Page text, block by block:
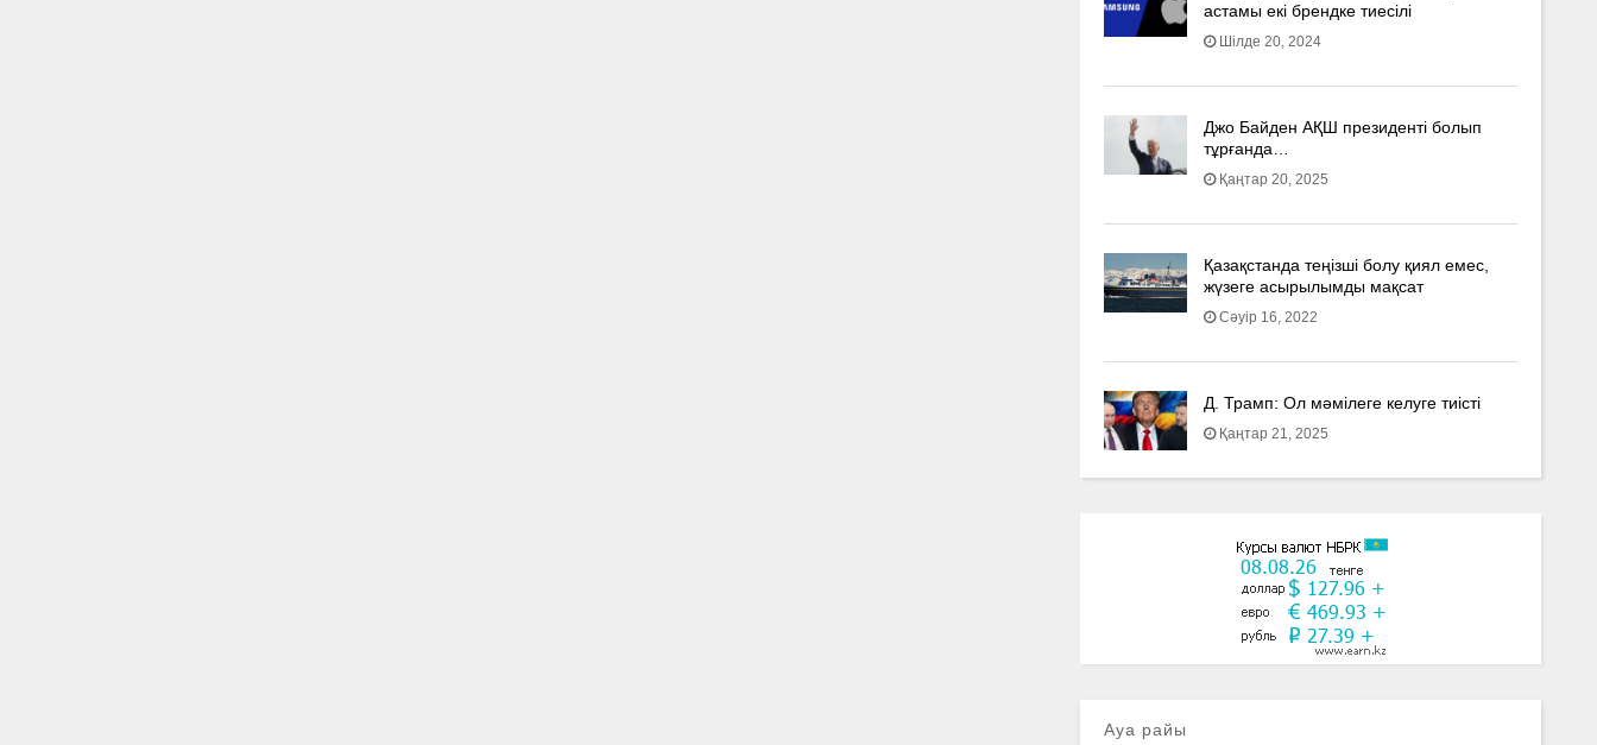
астамы екі брендке тиесілі
Шілде 20, 2024
Джо Байден АҚШ президенті болып
тұрғанда…
Қаңтар 20, 2025
Қазақстанда теңізші болу қиял емес,
жүзеге асырылымды мақсат
Сәуір 16, 2022
Д. Трамп: Ол мәмілеге келуге тиісті
Қаңтар 21, 2025
Ауа райы